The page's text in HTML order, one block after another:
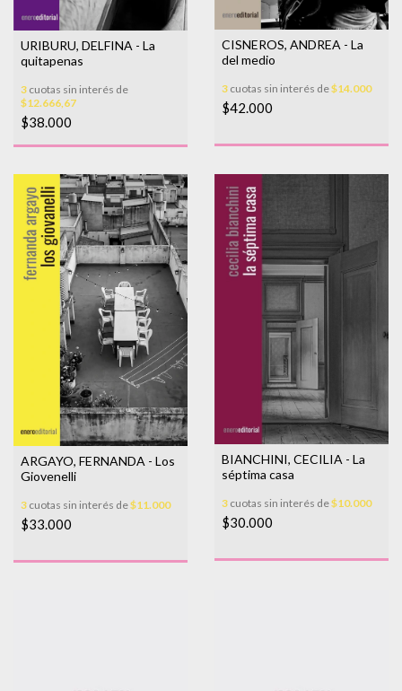
URIBURU, DELFINA - La
quitapenas
3 cuotas sin interés de
$12.666,67
$38.000
CISNEROS, ANDREA - La
del medio
3 cuotas sin interés de$14.000
$42.000
ARGAYO, FERNANDA - Los
Giovenelli
3 cuotas sin interés de$11.000
$33.000
BIANCHINI, CECILIA - La
séptima casa
3 cuotas sin interés de$10.000
$30.000